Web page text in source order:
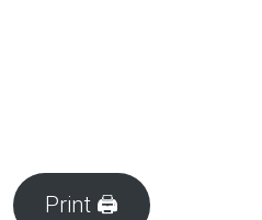
Print 🖨